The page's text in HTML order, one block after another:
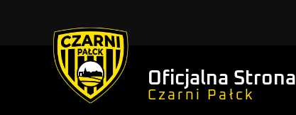
Oficjalna Strona
Czarni Pałck